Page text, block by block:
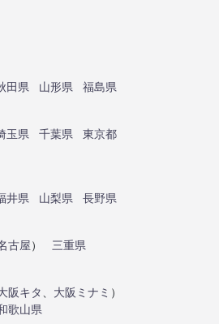
田県 山形県
福島県
玉県 千葉県
東京都
井県 山梨県
長野県
古屋）
三重県
阪キタ 大阪ミナミ ）
歌山県